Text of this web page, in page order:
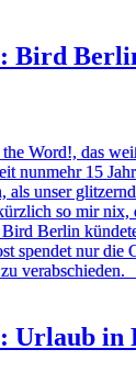
Bird
Word!, das
nunmehr 15
als unser
so mir nix,
Berlin
spendet nur die
verabschieden.
Urlaub in